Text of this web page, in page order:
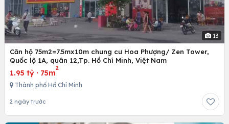
13
Căn hộ 75m2=7.5mx10m chung cư Hoa Phượng/ Zen Tower,
Quốc lộ 1A, quân 12,Tp. Hồ Chí Minh, Việt Nam
1.95 tỷ · 75m
2
Thành phố Hồ Chí Minh
2 ngày trước